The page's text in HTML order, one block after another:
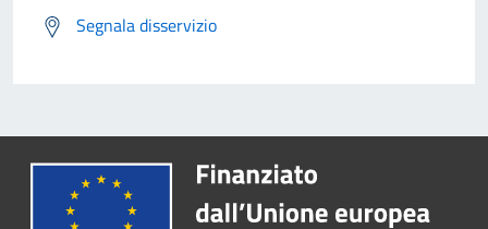
Segnala disservizio